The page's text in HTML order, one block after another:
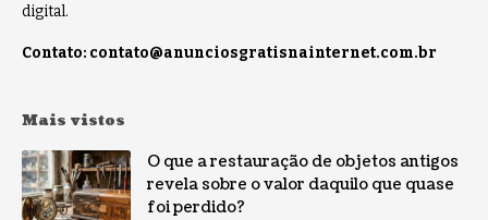
digital.
Contato: contato@anunciosgratisnainternet.com.br
Mais vistos
O que a restauração de objetos antigos
revela sobre o valor daquilo que quase
foi perdido?